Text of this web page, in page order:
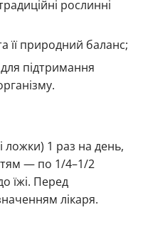
рослинні
її природний баланс;
підтримання
1 раз на день,
— по 1/4–1/2
їжі. Перед
лікаря.